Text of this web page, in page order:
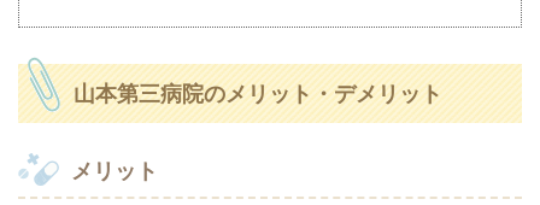
山本第三病院のメリット・デメリット
メリット